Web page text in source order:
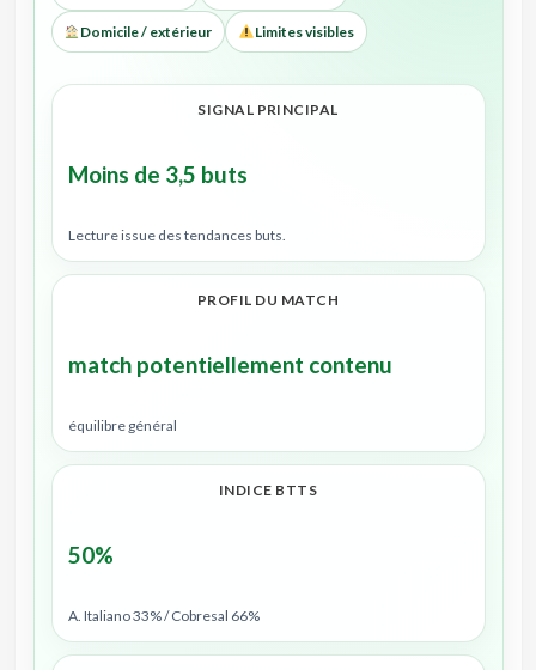
Domicile / extérieur Limites visibles
SIGNAL PRINCIPAL
Moins de 3,5 buts
Lecture issue des tendances buts.
PROFIL DU MATCH
match potentiellement contenu
équilibre général
INDICE BTTS
50%
A. Italiano 33% / Cobresal 66%